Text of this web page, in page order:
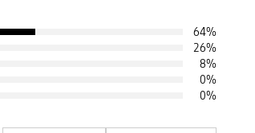
64%
26%
8%
0%
0%